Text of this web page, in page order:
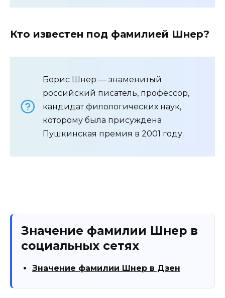
Кто известен под фамилией Шнер?
Борис Шнер — знаменитый
российский писатель, профессор,
кандидат филологических наук,
которому была присуждена
Пушкинская премия в 2001 году.
Значение фамилии Шнер в
социальных сетях
Значение фамилии Шнер в Дзен